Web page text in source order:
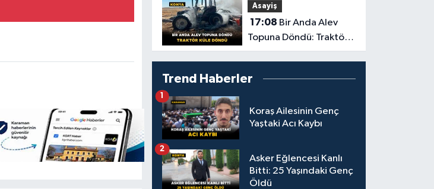
Yolculuğuna Uğurlandı
Asayiş
17:08
Topuna Döndü: Traktör
Küle Döndü
Trend Haberler
Koraş Ailesinin Genç
Yaştaki Acı Kaybı
1
Asker Eğlencesi Kanlı
Bitti: 25 Yaşındaki Genç
Öldü
2